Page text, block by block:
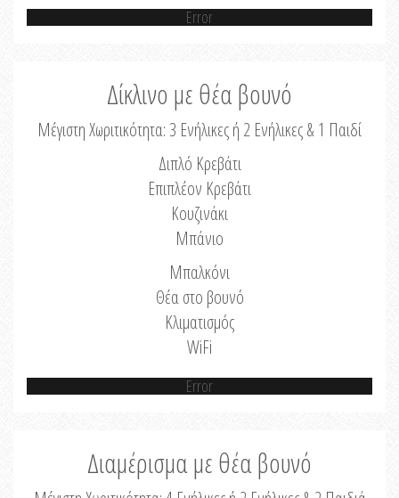
Error
Δίκλινο με θέα βουνό
Μέγιστη Χωριτικότητα: 3 Ενήλικες ή 2 Ενήλικες & 1 Παιδί
Διπλό Κρεβάτι
Επιπλέον Κρεβάτι
Κουζινάκι
Μπάνιο
Μπαλκόνι
Θέα στο βουνό
Κλιματισμός
WiFi
Error
Διαμέρισμα με θέα βουνό